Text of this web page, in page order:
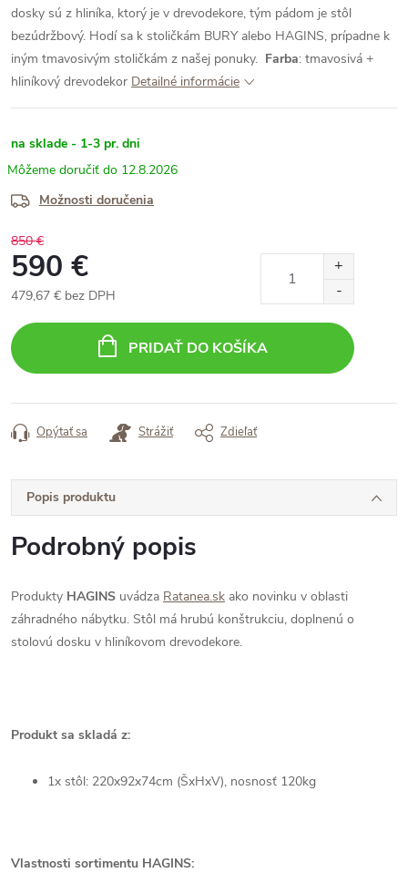
dosky sú z hliníka, ktorý je v drevodekore, tým pádom je stôl
bezúdržbový. Hodí sa k stoličkám BURY alebo HAGINS, prípadne k
iným tmavosivým stoličkám z našej ponuky. Farba: tmavosivá +
hliníkový drevodekor Detailné informácie
na sklade - 1-3 pr. dni
12.8.2026
Možnosti doručenia
850 €
590 €
479,67 € bez DPH
cena:
PRIDAŤ DO KOŠÍKA
Opýtať sa Strážiť Zdieľať
Popis produktu
Podrobný popis
Produkty HAGINS uvádza Ratanea.sk ako novinku v oblasti
záhradného nábytku. Stôl má hrubú konštrukciu, doplnenú o
stolovú dosku v hliníkovom drevodekore.
Produkt sa skladá z:
1x stôl: 220x92x74cm (ŠxHxV), nosnosť 120kg
Vlastnosti sortimentu HAGINS: